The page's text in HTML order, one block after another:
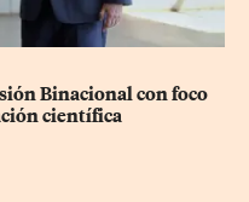
Binacional con foco
científica